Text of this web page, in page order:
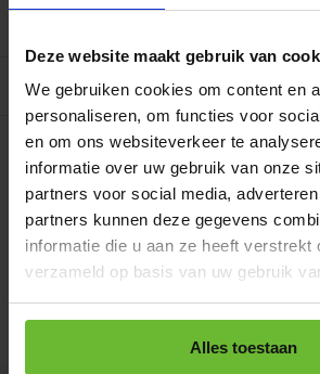
Deze website maakt gebruik van
We gebruiken cookies om content en
personaliseren, om functies voor
en om ons websiteverkeer te
informatie over uw gebruik van onze
partners voor social media,
partners kunnen deze gegevens
informatie die u aan ze heeft verstrekt
verzameld op basis van uw gebruik
Alles toestaan
Allergenen/voedingswaarden per
Op werkdagen voor 15.00 uur
verzonden.
Zak 1 kilo
Art# 17031K
Op voorraad
€4,60
Baal a 20 kilo
levertijd 1 tot 3
dagen
Art# 17031BULK